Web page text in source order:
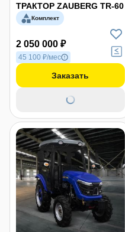
ТРАКТОР ZAUBERG TR-60
Комплект
2 050 000 ₽
45 100 ₽/мес
Заказать